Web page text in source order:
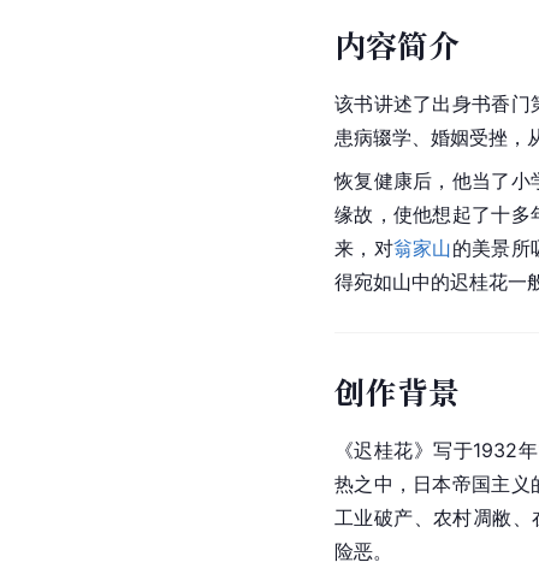
内容简介
该书讲述了出身书香门
患病辍学、婚姻受挫，
恢复健康后，他当了小
缘故，使他想起了十多
来，对翁家山的美景所
得宛如山中的迟桂花一
创作背景
《迟桂花》写于1932
热之中，日本帝国主义
工业破产、农村凋敝、
险恶。